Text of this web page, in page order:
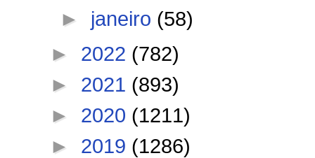
► janeiro (58)
► 2022 (782)
► 2021 (893)
► 2020 (1211)
► 2019 (1286)